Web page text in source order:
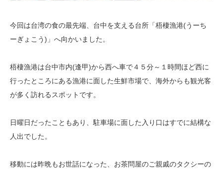
今回は台湾の食の最先端、台中を支える台所「梧棲漁港(うーち
ーぎょこう)」へ向かいました。
梧棲漁港は台中市内(逢甲)から西へ車で４５分～１時間ほど西に
行ったところにある漁港に面した生鮮市場で、海外からも観光客
が多く訪れるスポットです。
日曜日だったこともあり、駐車場に面した入り口はすでに結構な
人出でした。
移動には昨晩もお世話になった、お茶問屋のご親戚のタクシーの